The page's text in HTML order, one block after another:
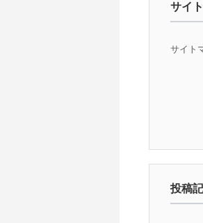
サイ
サイト
投稿